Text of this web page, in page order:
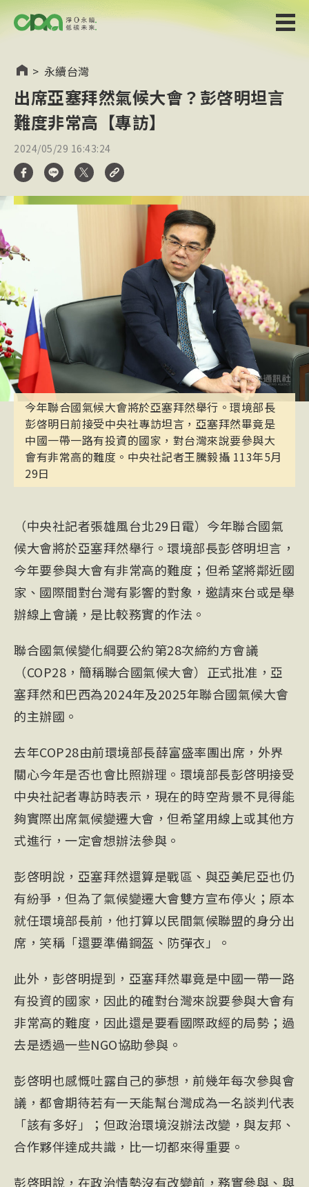
> 永續台灣
出席亞塞拜然氣候大會？彭啓明坦言
難度非常高【專訪】
2024/05/29 16:43:24
今年聯合國氣候大會將於亞塞拜然舉行。環境部長
彭啓明日前接受中央社專訪坦言，亞塞拜然畢竟是
中國一帶一路有投資的國家，對台灣來說要參與大
會有非常高的難度。中央社記者王騰毅攝 113年5月
29日
（中央社記者張雄風台北29日電）今年聯合國氣
候大會將於亞塞拜然舉行。環境部長彭啓明坦言，
今年要參與大會有非常高的難度；但希望將鄰近國
家、國際間對台灣有影響的對象，邀請來台或是舉
辦線上會議，是比較務實的作法。
聯合國氣候變化綱要公約第28次締約方會議
（COP28，簡稱聯合國氣候大會）正式批准，亞
塞拜然和巴西為2024年及2025年聯合國氣候大會
的主辦國。
去年COP28由前環境部長薛富盛率團出席，外界
關心今年是否也會比照辦理。環境部長彭啓明接受
中央社記者專訪時表示，現在的時空背景不見得能
夠實際出席氣候變遷大會，但希望用線上或其他方
式進行，一定會想辦法參與。
彭啓明說，亞塞拜然還算是戰區、與亞美尼亞也仍
有紛爭，但為了氣候變遷大會雙方宣布停火；原本
就任環境部長前，他打算以民間氣候聯盟的身分出
席，笑稱「還要準備鋼盔、防彈衣」。
此外，彭啓明提到，亞塞拜然畢竟是中國一帶一路
有投資的國家，因此的確對台灣來說要參與大會有
非常高的難度，因此還是要看國際政經的局勢；過
去是透過一些NGO協助參與。
彭啓明也感慨吐露自己的夢想，前幾年每次參與會
議，都會期待若有一天能幫台灣成為一名談判代表
「該有多好」；但政治環境沒辦法改變，與友邦、
合作夥伴達成共識，比一切都來得重要。
彭啓明說，在政治情勢沒有改變前，務實參與、與